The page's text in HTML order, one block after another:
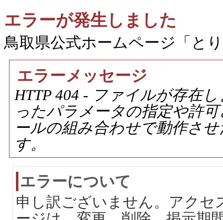
エラーが発生しました
鳥取県公式ホームページ「と
エラーメッセージ
HTTP 404 - ファイルが存在
ったパラメータの指定や許
ールの組み合わせで動作さ
す。
エラーについて
申し訳ございません。アクセ